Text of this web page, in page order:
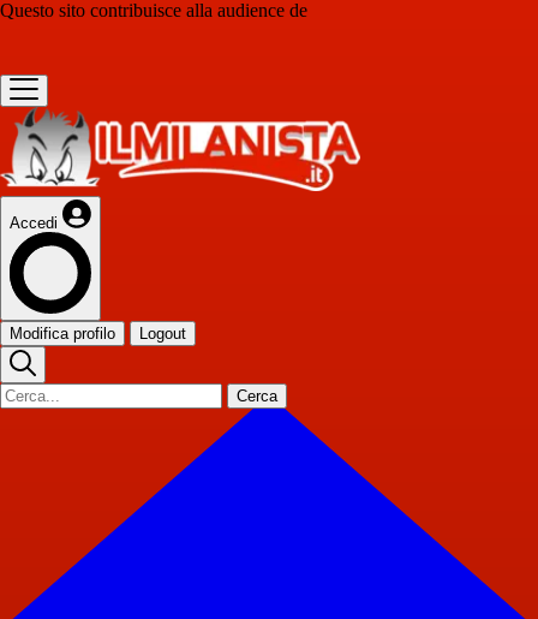
Questo sito contribuisce alla audience de
Accedi
Modifica profilo Logout
Cerca